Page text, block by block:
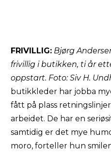
FRIVILLIG: Bjørg
frivillig i butikken, ti år
oppstart. Foto: Siv H.
butikkleder har jobba
fått på plass
arbeidet. De har en
samtidig er det mye
moro, forteller hun